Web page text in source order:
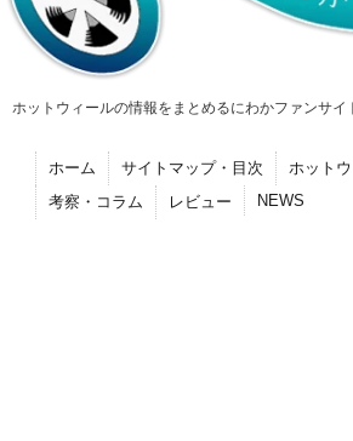
ホットウィールの情報をまとめるにわかファンサイ
ホーム サイトマップ・目次
ホット
考察・コラム
レビュー NEWS